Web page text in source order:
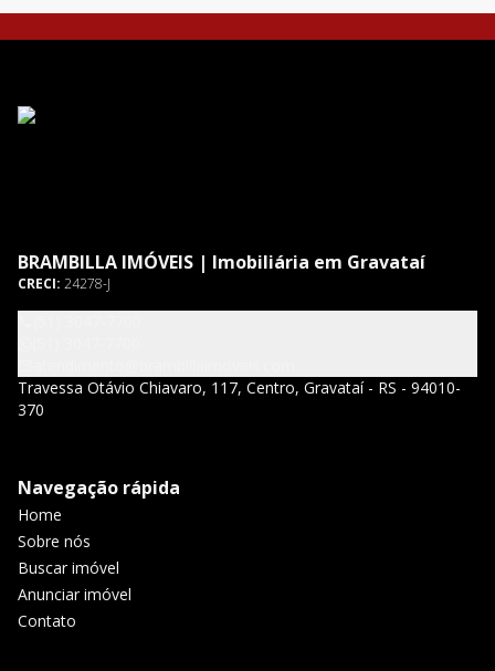
BRAMBILLA IMÓVEIS | Imobiliária em Gravataí
CRECI: 24278-J
Travessa Otávio Chiavaro, 117, Centro, Gravataí - RS - 94010-
370
Navegação rápida
Home
Sobre nós
Buscar imóvel
Anunciar imóvel
Contato